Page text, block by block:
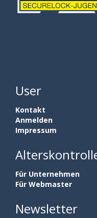
User
Kontakt
Anmelden
Impressum
Für Unternehmen
Für Webmaster
Newsletter